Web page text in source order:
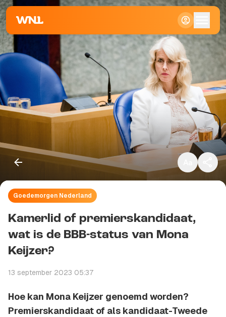
Klein
Standaard
Groot
Goedemorgen Nederland
Kamerlid of premierskandidaat,
wat is de BBB-status van Mona
Keijzer?
13 september 2023 05:37
Hoe kan Mona Keijzer genoemd worden?
Premierskandidaat of als kandidaat-Tweede